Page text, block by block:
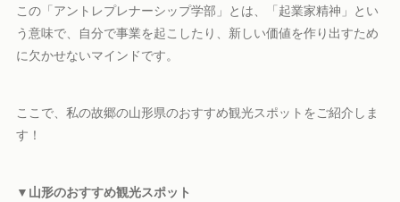
この「アントレプレナーシップ学部」とは、「起業家精神」とい
う意味で、自分で事業を起こしたり、新しい価値を作り出すため
に欠かせないマインドです。
ここで、私の故郷の山形県のおすすめ観光スポットをご紹介しま
す！
▼山形のおすすめ観光スポット